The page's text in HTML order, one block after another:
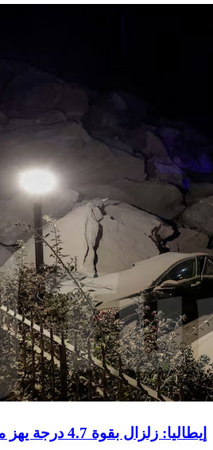
إيطاليا: زلزال بقوة 4.7 درجة يهز منطقة قريبة من نابولي